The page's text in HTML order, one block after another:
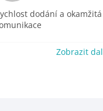
dodání a okamžitá
Zobrazit